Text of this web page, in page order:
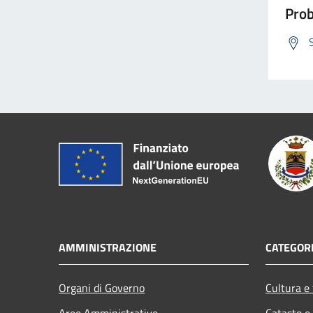
AMMINISTRAZIONE
Organi di Governo
Cultura